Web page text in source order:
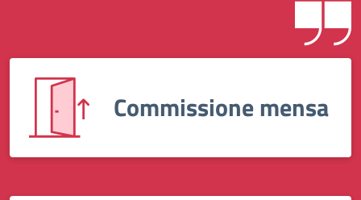
Commissione mensa